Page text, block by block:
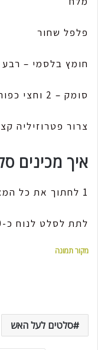
פלפל שחור
חומץ בלסמי –
סומק – 2 וחצי כפות
צרור פטרוזיליה
איך מכינים
1 לחתוך את כל המצרכים ולערבב ביחד.
לתת לסלט לנוח כ-20 דקות לפני הגשה.
מקור תמונה
סלטים לעל האש